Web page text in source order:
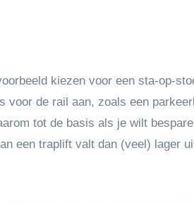
kiezen voor een sta-op-
voor de rail aan, zoals een
tot de basis als je wilt
een traplift valt dan (veel) lager